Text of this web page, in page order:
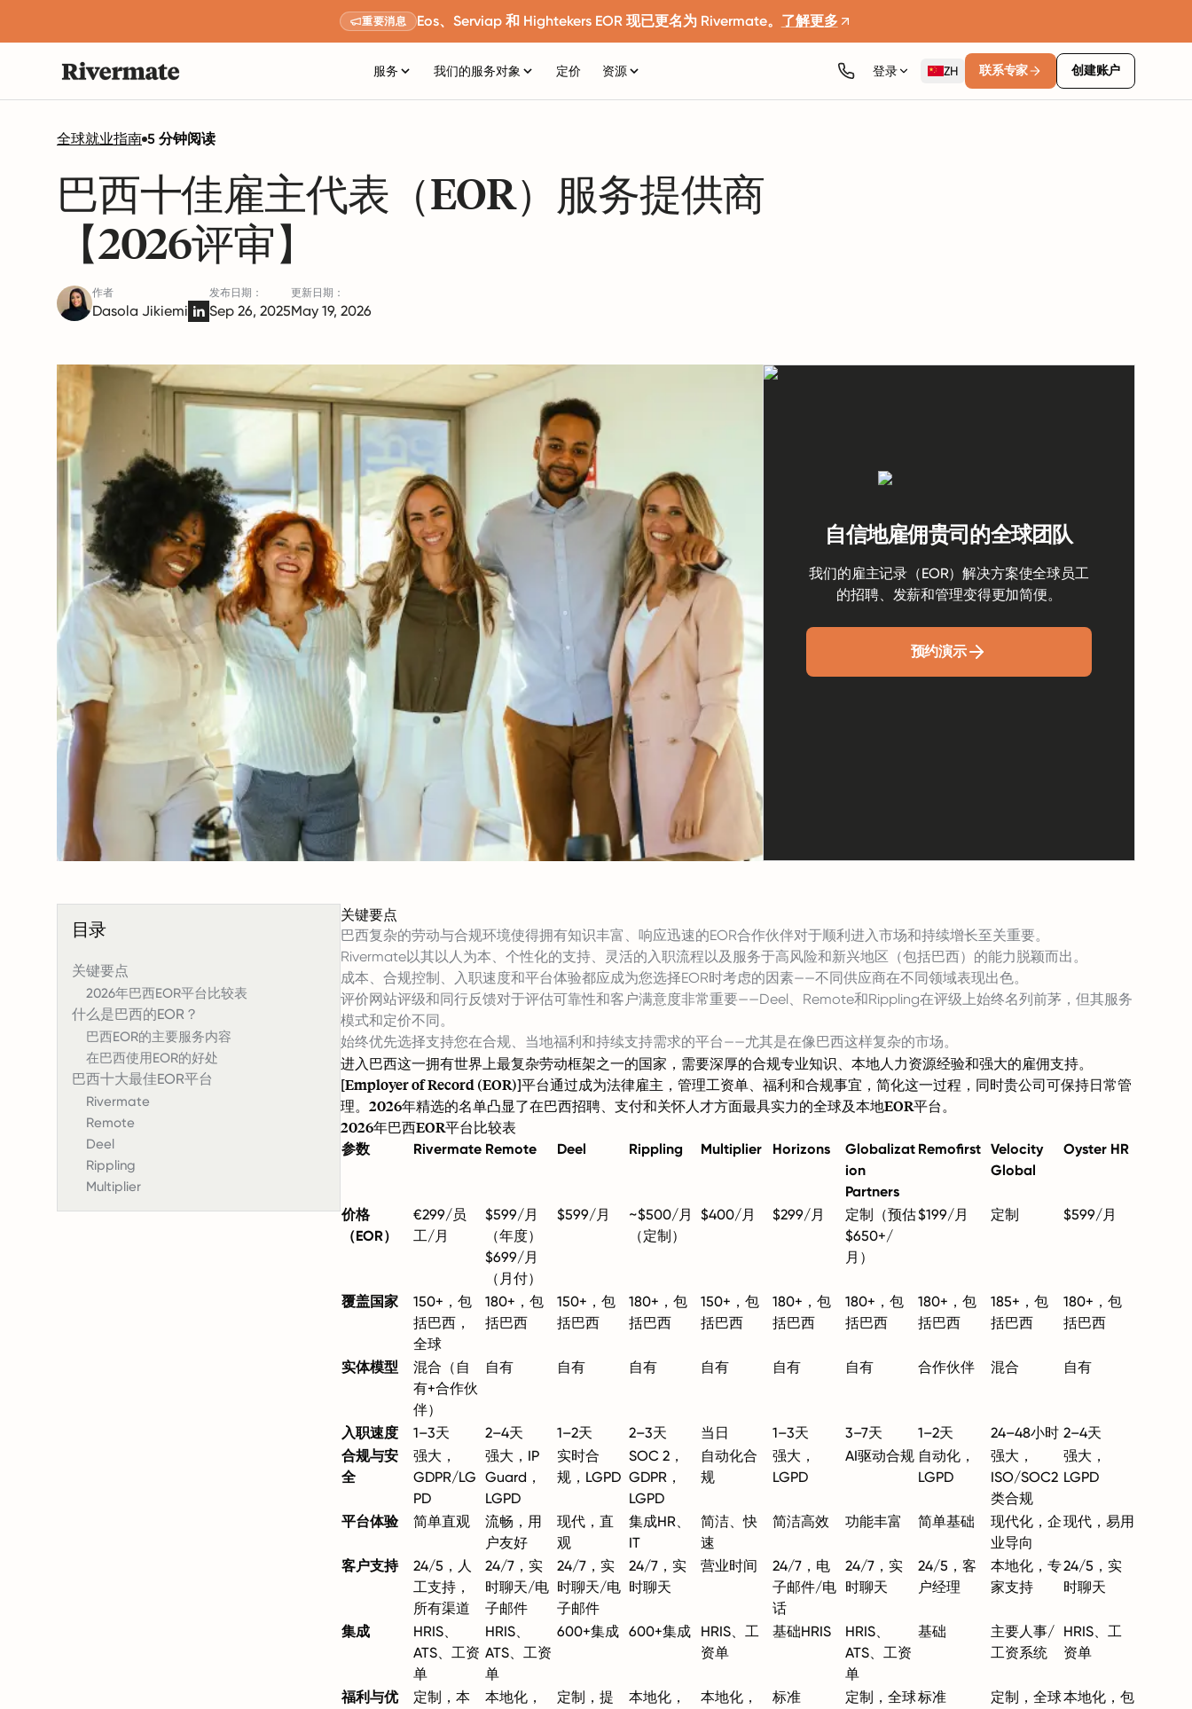
重要消息 Eos、Serviap 和 Hightekers EOR 现已更名为 Rivermate。 了解更多
服务 我们的服务对象 定价 资源 登录 ZH 联系专家 创建账户
全球就业指南 5 分钟阅读
巴西十佳雇主代表（EOR）服务提供商
【2026评审】
作者
Dasola Jikiemi
发布日期：
Sep 26, 2025
更新日期：
May 19, 2026
自信地雇佣贵司的全球团队
我们的雇主记录（EOR）解决方案使全球员工
的招聘、发薪和管理变得更加简便。
预约演示
目录
关键要点
2026年巴西EOR平台比较表
什么是巴西的EOR？
巴西EOR的主要服务内容
在巴西使用EOR的好处
巴西十大最佳EOR平台
Rivermate
Remote
Deel
Rippling
Multiplier
关键要点
巴西复杂的劳动与合规环境使得拥有知识丰富、响应迅速的EOR合作伙伴对于顺利进入市场和持续增长至关重要。
Rivermate以其以人为本、个性化的支持、灵活的入职流程以及服务于高风险和新兴地区（包括巴西）的能力脱颖而出。
成本、合规控制、入职速度和平台体验都应成为您选择EOR时考虑的因素——不同供应商在不同领域表现出色。
评价网站评级和同行反馈对于评估可靠性和客户满意度非常重要——Deel、Remote和Rippling在评级上始终名列前茅，但其服务
模式和定价不同。
始终优先选择支持您在合规、当地福利和持续支持需求的平台——尤其是在像巴西这样复杂的市场。
进入巴西这一拥有世界上最复杂劳动框架之一的国家，需要深厚的合规专业知识、本地人力资源经验和强大的雇佣支持。
[Employer of Record (EOR)]平台通过成为法律雇主，管理工资单、福利和合规事宜，简化这一过程，同时贵公司可保持日常管
理。2026年精选的名单凸显了在巴西招聘、支付和关怀人才方面最具实力的全球及本地EOR平台。
2026年巴西EOR平台比较表
参数 Rivermate Remote Deel Rippling Multiplier Horizons
Globalizat
ion
Partners
Remofirst Velocity
Global
Oyster HR
价格
（EOR）
€299/员
工/月
$599/月
（年度）
$699/月
（月付）
$599/月
~$500/月
（定制）
$400/月 $299/月
定制（预估
$650+/
月）
$199/月 定制 $599/月
覆盖国家
150+，包
括巴西，
全球
180+，包
括巴西
150+，包
括巴西
180+，包
括巴西
150+，包
括巴西
180+，包
括巴西
180+，包
括巴西
180+，包
括巴西
185+，包
括巴西
180+，包
括巴西
实体模型
混合（自
有+合作伙
伴）
自有 自有 自有 自有 自有 自有 合作伙伴 混合 自有
入职速度 1–3天 2–4天 1–2天 2–3天 当日 1–3天 3–7天 1–2天 24–48小时 2–4天
合规与安
全
强大，
GDPR/LG
PD
强大，IP
Guard，
LGPD
实时合
规，LGPD
SOC 2，
GDPR，
LGPD
自动化合
规
强大，
LGPD
AI驱动合规 自动化，
LGPD
强大，
ISO/SOC2
类合规
强大，
LGPD
平台体验 简单直观
流畅，用
户友好
现代，直
观
集成HR、
IT
简洁、快
速
简洁高效 功能丰富 简单基础
现代化，企
业导向
现代，易用
客户支持
24/5，人
工支持，
所有渠道
24/7，实
时聊天/电
子邮件
24/7，实
时聊天/电
子邮件
24/7，实
时聊天
营业时间
24/7，电
子邮件/电
话
24/7，实
时聊天
24/5，客
户经理
本地化，专
家支持
24/5，实
时聊天
集成
HRIS、
ATS、工资
单
HRIS、
ATS、工资
单
600+集成 600+集成
HRIS、工
资单
基础HRIS
HRIS、
ATS、工资
单
基础
主要人事/
工资系统
HRIS、工
资单
福利与优
定制，本
本地化，
定制，提
本地化，
本地化，
标准 定制，全球标准 定制，全球本地化，包